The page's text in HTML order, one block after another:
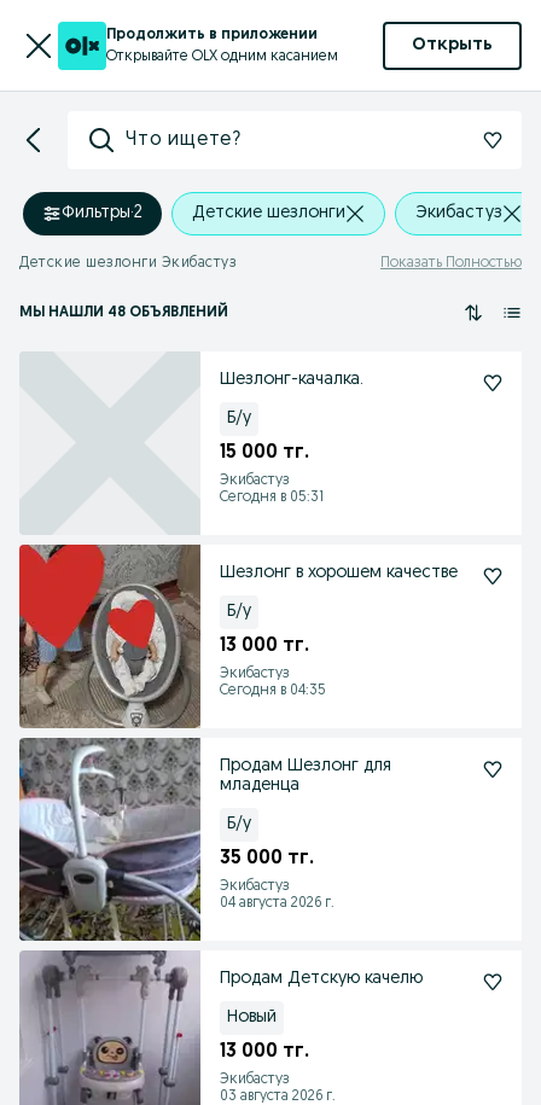
Продолжить в приложении
Открывайте OLX одним касанием
Открыть
Что ищете?
Фильтры·2 Детские шезлонги Экибастуз
Детские шезлонги Экибастуз Показать Полностью
МЫ НАШЛИ 48 ОБЪЯВЛЕНИЙ
Шезлонг-качалка.
Б/у
15 000 тг.
Экибастуз
Сегодня в 05:31
Шезлонг в хорошем качестве
Б/у
13 000 тг.
Экибастуз
Сегодня в 04:35
Продам Шезлонг для
младенца
Б/у
35 000 тг.
Экибастуз
04 августа 2026 г.
Продам Детскую качелю
Новый
13 000 тг.
Экибастуз
03 августа 2026 г.